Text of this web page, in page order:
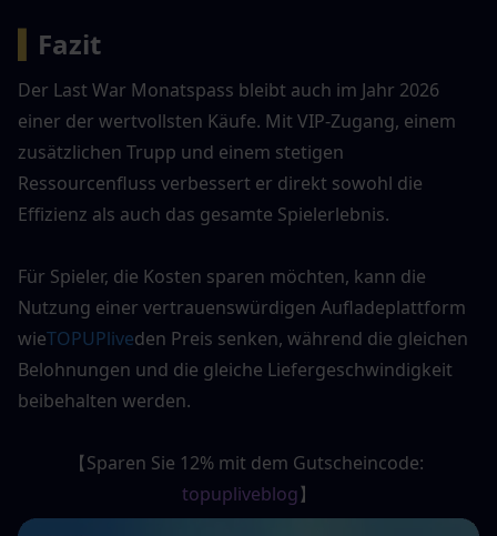
Fazit
Der Last War Monatspass bleibt auch im Jahr 2026
einer der wertvollsten Käufe. Mit VIP-Zugang, einem
zusätzlichen Trupp und einem stetigen
Ressourcenfluss verbessert er direkt sowohl die
Effizienz als auch das gesamte Spielerlebnis.
Für Spieler, die Kosten sparen möchten, kann die
Nutzung einer vertrauenswürdigen Aufladeplattform
wieTOPUPliveden Preis senken, während die gleichen
Belohnungen und die gleiche Liefergeschwindigkeit
beibehalten werden.
topupliveblog】